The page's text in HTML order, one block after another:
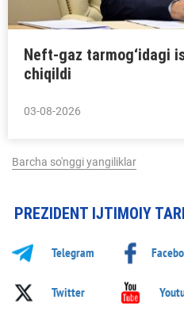
Neft-gaz tarmog‘idagi
chiqildi
03-08-2026
Barcha so'nggi yangiliklar
PREZIDENT IJTIMOIY
Telegram
Twitter